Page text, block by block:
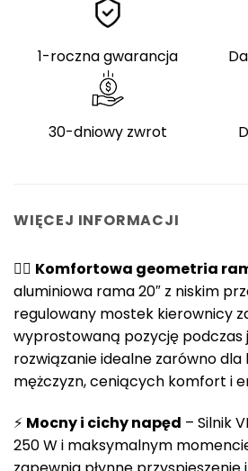
1-roczna gwarancja
30-dniowy zwrot
WIĘCEJ INFORMACJI
🚴‍♀️ Komfortowa geometria
aluminiowa rama 20″ z niskim
regulowany mostek kierownicy
wyprostowaną pozycję podczas
rozwiązanie idealne zarówno dla
mężczyzn, ceniących komfort i
⚡ Mocny i cichy napęd – Silnik
250 W i maksymalnym